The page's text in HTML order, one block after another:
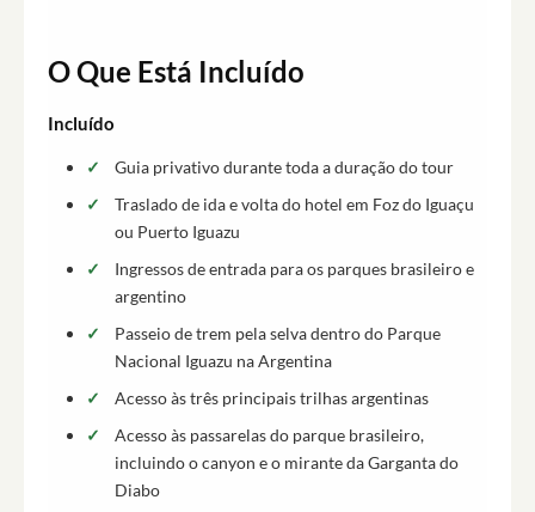
O Que Está Incluído
Incluído
Guia privativo durante toda a duração do tour
Traslado de ida e volta do hotel em Foz do Iguaçu
ou Puerto Iguazu
Ingressos de entrada para os parques brasileiro e
argentino
Passeio de trem pela selva dentro do Parque
Nacional Iguazu na Argentina
Acesso às três principais trilhas argentinas
Acesso às passarelas do parque brasileiro,
incluindo o canyon e o mirante da Garganta do
Diabo